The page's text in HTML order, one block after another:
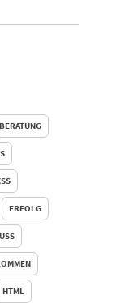
BERATUNG
ERFOLG
HTML